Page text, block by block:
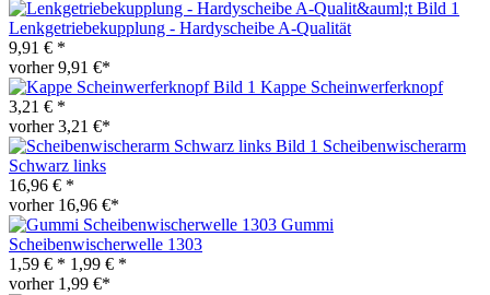
Lenkgetriebekupplung - Hardyscheibe A-Qualität
9,91 € *
vorher 9,91 €*
Kappe Scheinwerferknopf
3,21 € *
vorher 3,21 €*
Scheibenwischerarm
Schwarz links
16,96 € *
vorher 16,96 €*
Gummi
Scheibenwischerwelle 1303
1,59 € * 1,99 € *
vorher 1,99 €*